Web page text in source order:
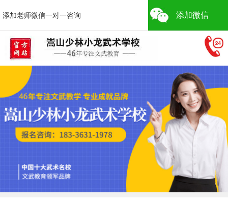
添加老师微信一对一咨询 添加微信